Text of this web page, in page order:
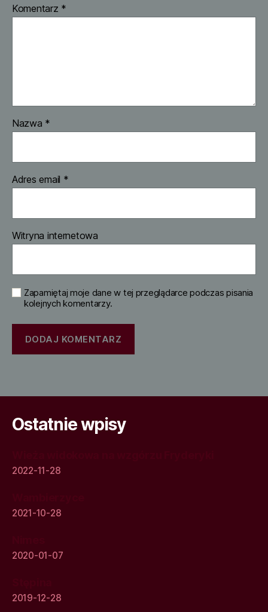
Komentarz *
Nazwa *
Adres email *
Witryna internetowa
Zapamiętaj moje dane w tej przeglądarce podczas pisania
kolejnych komentarzy.
Ostatnie wpisy
2022-11-28
2021-10-28
2020-01-07
2019-12-28